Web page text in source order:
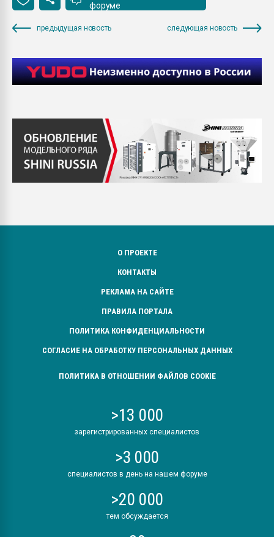
форуме
предыдущая новость следующая новость
О ПРОЕКТЕ
КОНТАКТЫ
РЕКЛАМА НА САЙТЕ
ПРАВИЛА ПОРТАЛА
ПОЛИТИКА КОНФИДЕНЦИАЛЬНОСТИ
СОГЛАСИЕ НА ОБРАБОТКУ ПЕРСОНАЛЬНЫХ ДАННЫХ
ПОЛИТИКА В ОТНОШЕНИИ ФАЙЛОВ COOKIE
>13 000
зарегистрированных специалистов
>3 000
специалистов в день на нашем форуме
>20 000
тем обсуждается